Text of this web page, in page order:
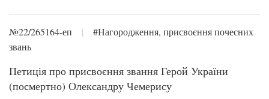
№22/265164-еп |
#Нагородження, присвоєння почесних
звань
Петиція про присвоєння звання Герой України
(посмертно) Олександру Чемерису